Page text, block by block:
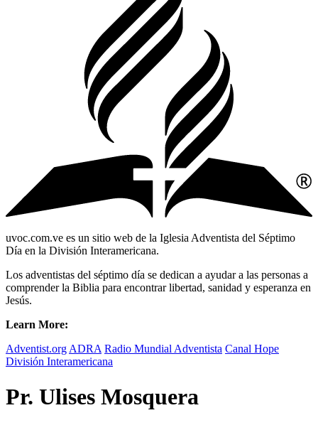
uvoc.com.ve es un sitio web de la Iglesia Adventista del Séptimo
Día en la División Interamericana.
Los adventistas del séptimo día se dedican a ayudar a las personas a
comprender la Biblia para encontrar libertad, sanidad y esperanza en
Jesús.
Learn More:
Adventist.org ADRA Radio Mundial Adventista Canal Hope
División Interamericana
Pr. Ulises Mosquera